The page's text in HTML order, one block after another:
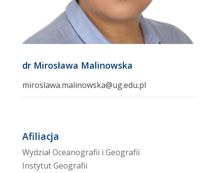
dr Mirosława Malinowska
miroslawa.malinowska@ug.edu.pl
Afiliacja
Wydział Oceanografii i Geografii
Instytut Geografii